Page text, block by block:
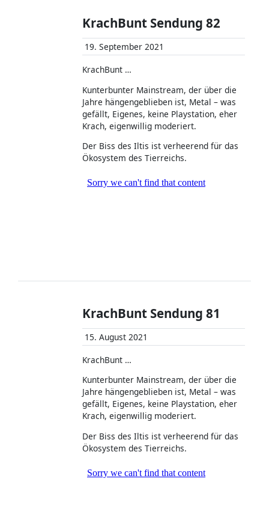
KrachBunt Sendung 82
19. September 2021
KrachBunt …
Kunterbunter Mainstream, der über die
Jahre hängengeblieben ist, Metal – was
gefällt, Eigenes, keine Playstation, eher
Krach, eigenwillig moderiert.
Der Biss des Iltis ist verheerend für das
Ökosystem des Tierreichs.
KrachBunt Sendung 81
15. August 2021
KrachBunt …
Kunterbunter Mainstream, der über die
Jahre hängengeblieben ist, Metal – was
gefällt, Eigenes, keine Playstation, eher
Krach, eigenwillig moderiert.
Der Biss des Iltis ist verheerend für das
Ökosystem des Tierreichs.